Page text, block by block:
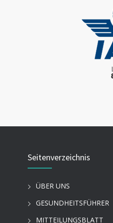
Seitenverzeichnis
ÜBER UNS
GESUNDHEITSFÜHRER
MITTEILUNGSBLATT